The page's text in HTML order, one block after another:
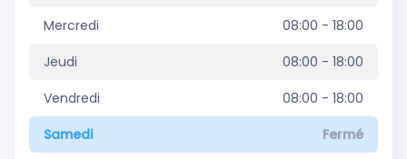
Mercredi
08:00 - 18:00
Jeudi
08:00 - 18:00
Vendredi
08:00 - 18:00
Samedi
Fermé